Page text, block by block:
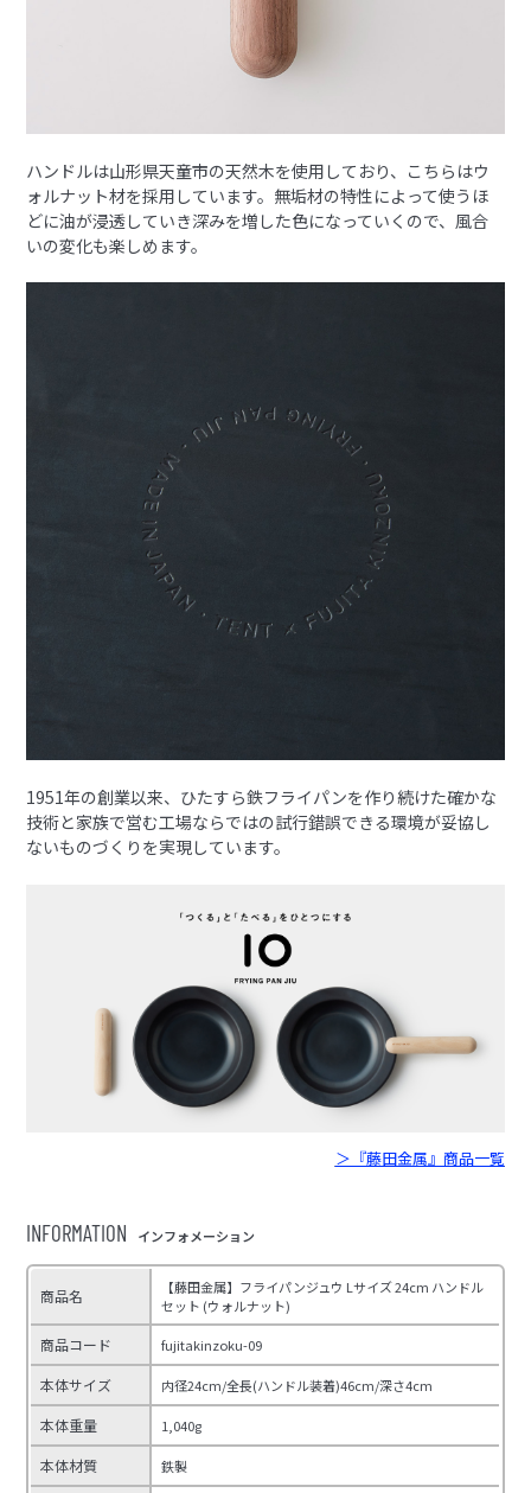
ハンドルは山形県天童市の天然木を使用しており、こちらはウ
ォルナット材を採用しています。無垢材の特性によって使うほ
どに油が浸透していき深みを増した色になっていくので、風合
いの変化も楽しめます。
1951年の創業以来、ひたすら鉄フライパンを作り続けた確かな
技術と家族で営む工場ならではの試行錯誤できる環境が妥協し
ないものづくりを実現しています。
＞『藤田金属』商品一覧
INFORMATION インフォメーション
商品名
【藤田金属】フライパンジュウ Lサイズ 24cm ハンドル
セット (ウォルナット)
商品コード fujitakinzoku-09
本体サイズ 内径24cm/全長(ハンドル装着)46cm/深さ4cm
本体重量 1,040g
本体材質 鉄製